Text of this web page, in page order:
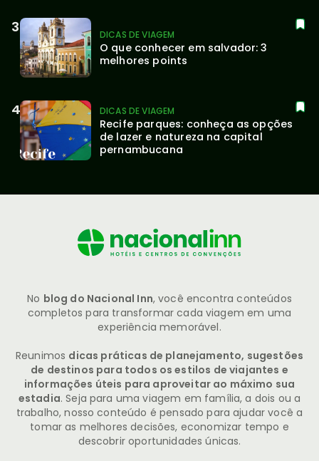
DICAS DE VIAGEM
O que conhecer em salvador: 3
melhores points
DICAS DE VIAGEM
Recife parques: conheça as opções
de lazer e natureza na capital
pernambucana
No blog do Nacional Inn, você encontra conteúdos
completos para transformar cada viagem em uma
experiência memorável.
Reunimos dicas práticas de planejamento, sugestões
de destinos para todos os estilos de viajantes e
informações úteis para aproveitar ao máximo sua
estadia. Seja para uma viagem em família, a dois ou a
trabalho, nosso conteúdo é pensado para ajudar você a
tomar as melhores decisões, economizar tempo e
descobrir oportunidades únicas.